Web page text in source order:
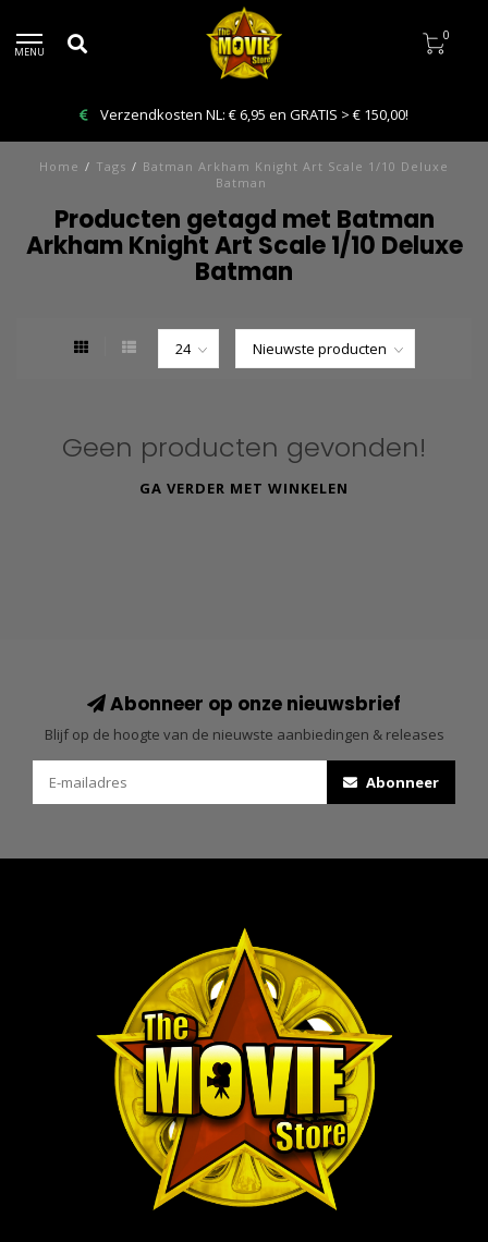
MENU
0
Verzendkosten NL: € 6,95 en GRATIS > € 150,00!
Home / Tags / Batman Arkham Knight Art Scale 1/10 Deluxe
Batman
Producten getagd met Batman
Arkham Knight Art Scale 1/10 Deluxe
Batman
Geen producten gevonden!
GA VERDER MET WINKELEN
Abonneer op onze nieuwsbrief
Blijf op de hoogte van de nieuwste aanbiedingen & releases
Abonneer